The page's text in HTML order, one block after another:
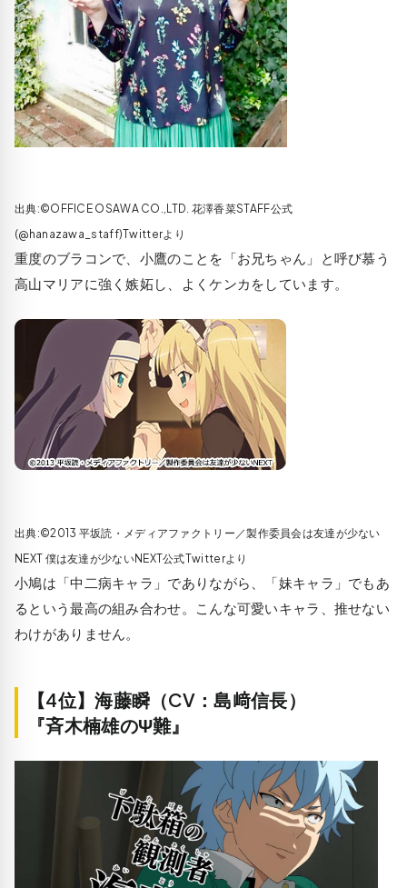
出典:©OFFICE OSAWA CO.,LTD. 花澤香菜STAFF公式
(@hanazawa_staff)Twitterより
重度のブラコンで、小鷹のことを「お兄ちゃん」と呼び慕う
高山マリアに強く嫉妬し、よくケンカをしています。
出典:©2013 平坂読・メディアファクトリー／製作委員会は友達が少ない
NEXT 僕は友達が少ないNEXT公式Twitterより
小鳩は「中二病キャラ」でありながら、「妹キャラ」でもあ
るという最高の組み合わせ。こんな可愛いキャラ、推せない
わけがありません。
【4位】海藤瞬（CV：島﨑信長）
『斉木楠雄のΨ難』